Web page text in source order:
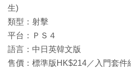
生)
類型：射擊
平台：ＰＳ４
語言：中日英韓文版
售價：標準版HK$214／入門套件